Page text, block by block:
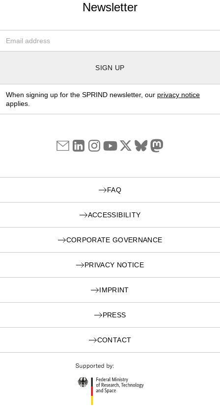
Newsletter
SIGN UP
When signing up for the SPRIND newsletter, our privacy notice
applies.
FAQ
ACCESSIBILITY
CORPORATE GOVERNANCE
PRIVACY NOTICE
IMPRINT
PRESS
CONTACT